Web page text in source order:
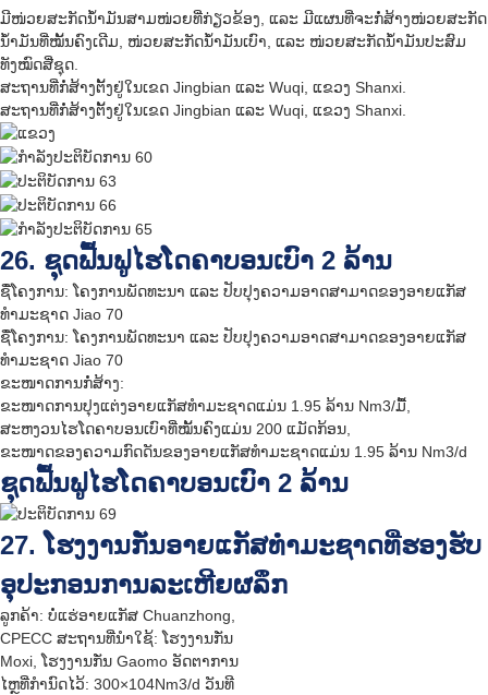
ມີໜ່ວຍສະກັດນ້ຳມັນສາມໜ່ວຍທີ່ກ່ຽວຂ້ອງ, ແລະ ມີແຜນທີ່ຈະກໍ່ສ້າງໜ່ວຍສະກັດ
ນ້ຳມັນທີ່ໝັ້ນຄົງເດີມ, ໜ່ວຍສະກັດນ້ຳມັນເບົາ, ແລະ ໜ່ວຍສະກັດນ້ຳມັນປະສົມ
ທັງໝົດສີ່ຊຸດ.
ສະຖານທີ່ກໍ່ສ້າງຕັ້ງຢູ່ໃນເຂດ Jingbian ແລະ Wuqi, ແຂວງ Shanxi.
ສະຖານທີ່ກໍ່ສ້າງຕັ້ງຢູ່ໃນເຂດ Jingbian ແລະ Wuqi, ແຂວງ Shanxi.
26. ຊຸດຟື້ນຟູໄຮໂດຄາບອນເບົາ 2 ລ້ານ
ຊື່ໂຄງການ: ໂຄງການພັດທະນາ ແລະ ປັບປຸງຄວາມອາດສາມາດຂອງອາຍແກັສ
ທຳມະຊາດ Jiao 70
ຊື່ໂຄງການ: ໂຄງການພັດທະນາ ແລະ ປັບປຸງຄວາມອາດສາມາດຂອງອາຍແກັສ
ທຳມະຊາດ Jiao 70
ຂະໜາດການກໍ່ສ້າງ:
ຂະໜາດການປຸງແຕ່ງອາຍແກັສທຳມະຊາດແມ່ນ 1.95 ລ້ານ Nm3/ມື້,
ສະຫງວນໄຮໂດຄາບອນເບົາທີ່ໝັ້ນຄົງແມ່ນ 200 ແມັດກ້ອນ,
ຂະໜາດຂອງຄວາມກົດດັນຂອງອາຍແກັສທຳມະຊາດແມ່ນ 1.95 ລ້ານ Nm3/d
ຊຸດຟື້ນຟູໄຮໂດຄາບອນເບົາ 2 ລ້ານ
27. ໂຮງງານກັ່ນອາຍແກັສທຳມະຊາດທີ່ຮອງຮັບ
ອຸປະກອນການລະເຫີຍຜລຶກ
ລູກຄ້າ: ບໍ່ແຮ່ອາຍແກັສ Chuanzhong,
CPECC ສະຖານທີ່ນຳໃຊ້: ໂຮງງານກັ່ນ
Moxi, ໂຮງງານກັ່ນ Gaomo ອັດຕາການ
ໄຫຼທີ່ກຳນົດໄວ້: 300×104Nm3/d ວັນທີ